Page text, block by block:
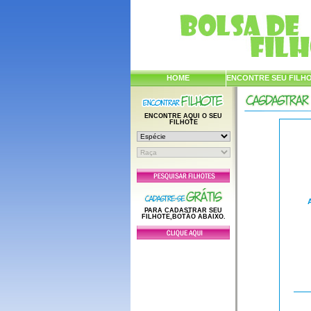
HOME ENCONTRE SEU
ENCONTRE AQUI O SEU
FILHOTE
PARA CADASTRAR SEU
FILHOTE,BOTÃO ABAIXO.